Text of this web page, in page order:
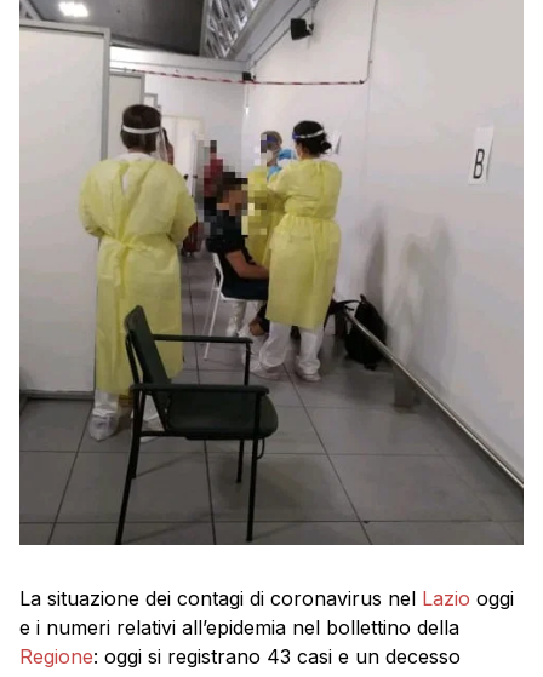
La situazione dei contagi di coronavirus nel Lazio oggi
e i numeri relativi all’epidemia nel bollettino della
Regione: oggi si registrano 43 casi e un decesso